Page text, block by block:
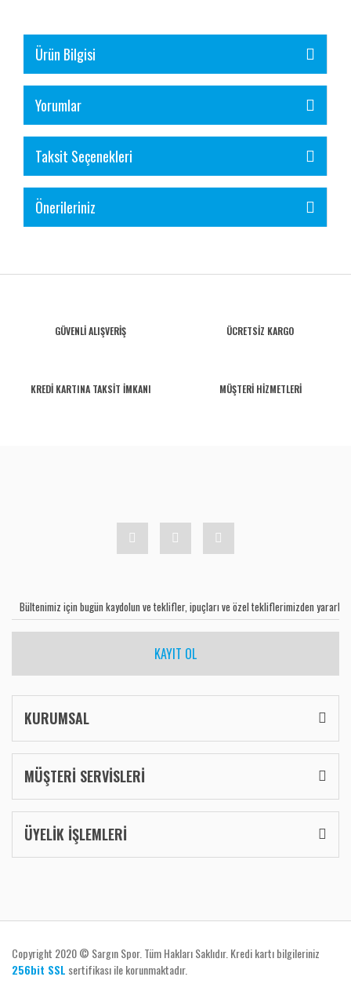
Ürün Bilgisi
Yorumlar
Taksit Seçenekleri
Önerileriniz
GÜVENLİ ALIŞVERİŞ ÜCRETSİZ KARGO
KREDİ KARTINA TAKSİT İMKANI MÜŞTERİ HİZMETLERİ
KAYIT OL
KURUMSAL
MÜŞTERİ SERVİSLERİ
ÜYELİK İŞLEMLERİ
Copyright 2020 © Sargın Spor. Tüm Hakları Saklıdır. Kredi kartı bilgileriniz
256bit SSL sertifikası ile korunmaktadır.